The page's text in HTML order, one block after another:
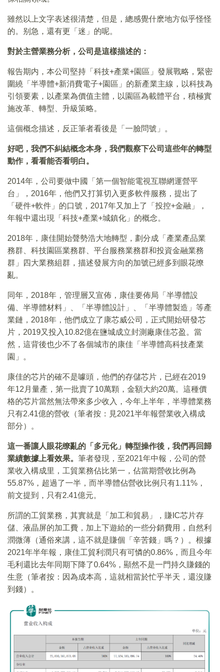
雖然以上文字表述很清楚，但是，總感覺什麽地方似乎怪怪
的。别急，還有更「迷」的呢。
對於主營業務分析，公司是這樣描述的：
報告期内，本公司堅持「科技+產業+園區」發展戰略，緊密
圍繞「半導體+新消費電子+園區」的新產業主線，以科技為
引領要素，以產業為價值主體，以園區為載體平台，積極實
施改革、轉型、升級策略。
這個概念描述，反正筆者看後是「一臉問號」。
好吧，我們不糾結概念本身，我們觀察下公司這些年的轉型
動作，看看能否看明白。
2014年，公司要做中國「第一個智能電視互聯網運營平
台」，2016年，他們又打算切入更多軟件服務，提出了
「硬件+軟件」的口號，2017年又加上了「投控+金融」，
年報中還出現「科技+產業+城鎮化」的概念。
2018年，康佳開始聲勢浩大地轉型，劃分成「產業產品業
務群、科技園區業務群、平台服務業務群和投資金融業務
群」四大業務組群，描述發展方向的加號已經多到眼花缭
亂。
同年，2018年，管理層又宣佈，康佳要佈局「半導體設
備、半導體材料」、「半導體設計」、「半導體製造」等產
業鏈，2018年，他們成立了康芯威公司，正式開始研發芯
片，2019又投入10.82億在鹽城成立封測廠康佳芯盈。當
然，這背後也少不了各個城市的康佳「半導體高科技產業
園」。
康佳的芯片的確不是噱頭，他們的存儲芯片，已經在2019
年12月量產，第一批賣了10萬顆，金額大約20萬。這種價
格的芯片當然無法帶來多少收入，今年上半年，半導體業務
只有2.41億的營收（筆者按：見2021半年報營業收入構成
部分）。
這一番讓人眼花缭亂的「多元化」轉型操作後，我們再回歸
業績數據上看效果。 筆者發現，至2021年中報，公司的營
業收入構成里，工貿業務佔比第一，佔當期營收比例為
55.87%，超過了一半，而半導體佔營收比例只有1.11%，
前文提到，只有2.41億元。
所謂的工貿業務，其實就是「加工和貿易」，賺IC芯片存
儲、液晶屏的加工費，加上下遊給的一些分銷費用，自然利
潤微薄（通俗來講，這不就是賺個「辛苦錢」嗎？）。根據
2021年半年報，康佳工貿利潤只有可憐的0.86%，而且今年
毛利還比去年同期下降了0.64%，顯然不是一門持久賺錢的
生意（筆者按：因為成本高，這就相當於忙乎半天，還沒賺
到錢）。